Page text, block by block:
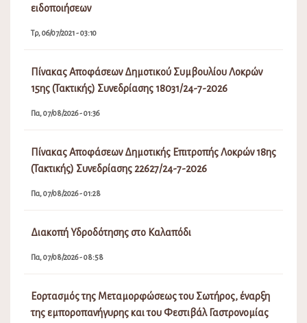
ειδοποιήσεων
Τρ, 06/07/2021 - 03:10
Πίνακας Αποφάσεων Δημοτικού Συμβουλίου Λοκρών
15ης (Τακτικής) Συνεδρίασης 18031/24-7-2026
Πα, 07/08/2026 - 01:36
Πίνακας Αποφάσεων Δημοτικής Επιτροπής Λοκρών 18ης
(Τακτικής) Συνεδρίασης 22627/24-7-2026
Πα, 07/08/2026 - 01:28
Διακοπή Υδροδότησης στο Καλαπόδι
Πα, 07/08/2026 - 08:58
Εορτασμός της Μεταμορφώσεως του Σωτήρος, έναρξη
της εμποροπανήγυρης και του Φεστιβάλ Γαστρονομίας